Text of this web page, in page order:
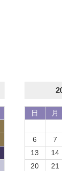
日 月
6
7
13
14
20
21